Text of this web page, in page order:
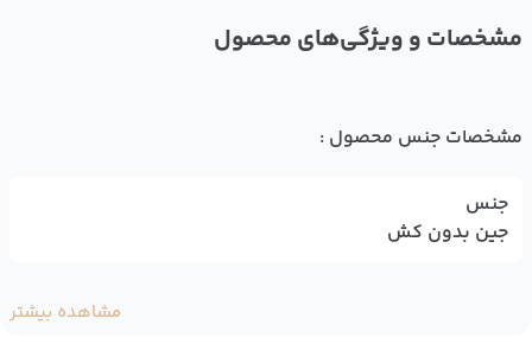
مشخصات و ویژگی‌های محصول
مشخصات جنس محصول :
جنس
جین بدون کش
مشاهده بیشتر